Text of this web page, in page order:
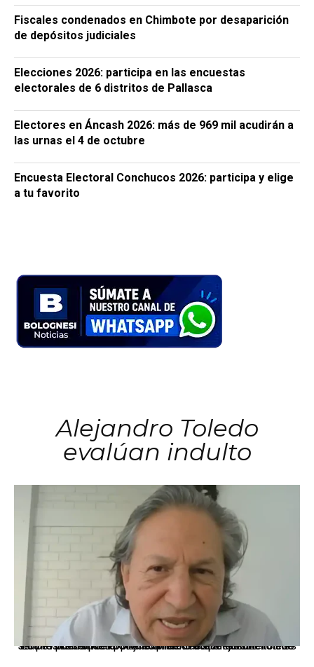
Fiscales condenados en Chimbote por desaparición
de depósitos judiciales
Elecciones 2026: participa en las encuestas
electorales de 6 distritos de Pallasca
Electores en Áncash 2026: más de 969 mil acudirán a
las urnas el 4 de octubre
Encuesta Electoral Conchucos 2026: participa y elige
a tu favorito
Alejandro Toledo
evalúan indulto
La presidenta Keiko Fujimori informó que la solicitud de indulto presentada por el expresidente Alejandro Toledo será evaluada por la Comisión de Gracias Presidenciales conforme al procedimiento establecido.